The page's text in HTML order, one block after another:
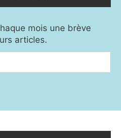
mois une brève
articles.